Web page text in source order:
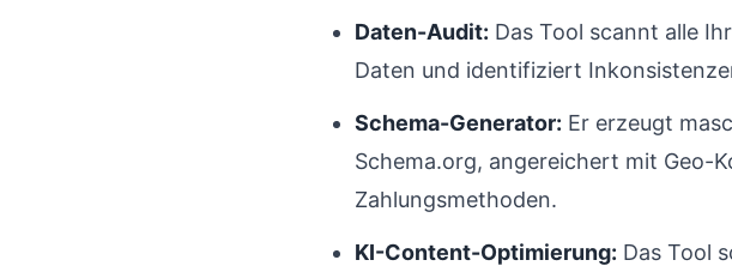
Daten-Audit: Das Tool scannt alle
Daten und identifiziert
Schema-Generator: Er erzeugt
Schema.org, angereichert mit Geo-
Zahlungsmethoden.
KI-Content-Optimierung: Das Tool